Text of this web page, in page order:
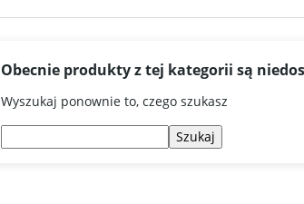
Obecnie produkty z tej kategorii są
Wyszukaj ponownie to, czego szukasz
Szukaj